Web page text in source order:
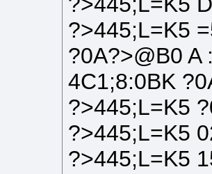
?>445;L=K5
?0A?>@B0 A
4C1;8:0BK
?>445;L=K5
?>445;L=K5
?>445;L=K5